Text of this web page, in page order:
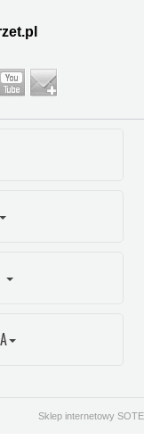
Sklep internetowy SOTE